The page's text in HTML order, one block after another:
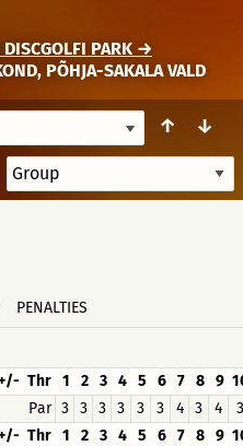
DISCGOLFI PARK →
PÕHJA-SAKALA VALD
↑ ↓
PENALTIES
Thr 1 2 3 4 5 6 7 8 9
Par 3 3 3 3 3 3 4 3 4
3
Thr 1 2 3 4 5 6 7 8 9